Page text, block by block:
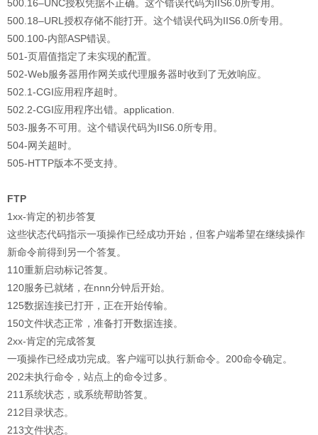
500.16–UNC授权凭据不正确。这个错误代码为IIS6.0所专用。
500.18–URL授权存储不能打开。这个错误代码为IIS6.0所专用。
500.100-内部ASP错误。
501-页眉值指定了未实现的配置。
502-Web服务器用作网关或代理服务器时收到了无效响应。
502.1-CGI应用程序超时。
502.2-CGI应用程序出错。application.
503-服务不可用。这个错误代码为IIS6.0所专用。
504-网关超时。
505-HTTP版本不受支持。
FTP
1xx-肯定的初步答复
这些状态代码指示一项操作已经成功开始，但客户端希望在继续操作
新命令前得到另一个答复。
110重新启动标记答复。
120服务已就绪，在nnn分钟后开始。
125数据连接已打开，正在开始传输。
150文件状态正常，准备打开数据连接。
2xx-肯定的完成答复
一项操作已经成功完成。客户端可以执行新命令。200命令确定。
202未执行命令，站点上的命令过多。
211系统状态，或系统帮助答复。
212目录状态。
213文件状态。